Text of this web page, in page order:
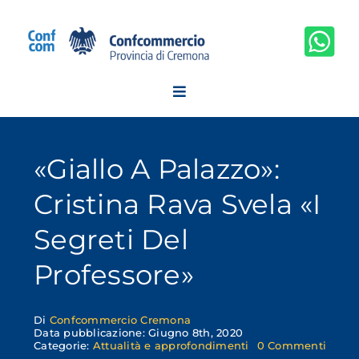
contenuto
«Giallo A Palazzo»:
Cristina Rava Svela «I
Segreti Del
Professore»
Di Confcommercio Cremona
Data pubblicazione: Giugno 8th, 2020
Categorie: Attualità e approfondimenti 0 Commenti